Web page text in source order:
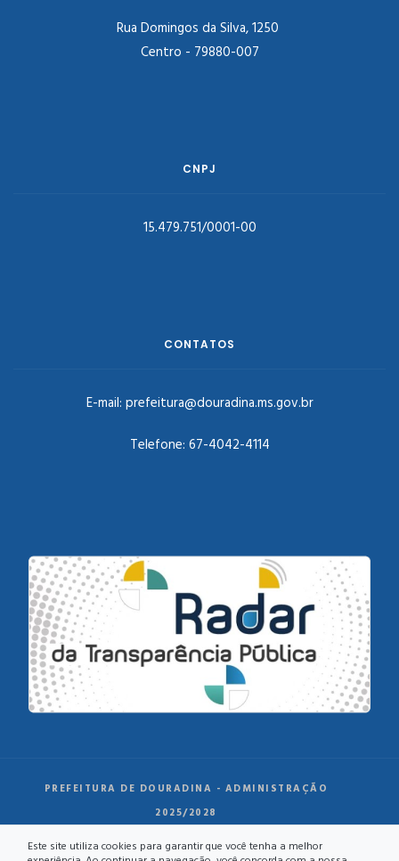
Rua Domingos da Silva, 1250
Centro - 79880-007
CNPJ
15.479.751/0001-00
CONTATOS
E-mail: prefeitura@douradina.ms.gov.br
Telefone: 67-4042-4114
PREFEITURA DE DOURADINA - ADMINISTRAÇÃO
2025/2028
Este site utiliza cookies para garantir que você tenha a melhor